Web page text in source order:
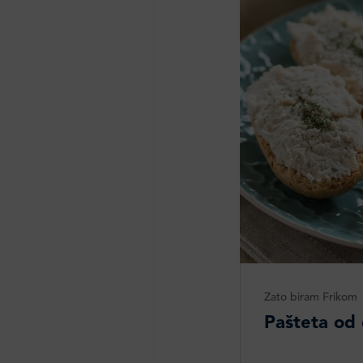
Zato biram Frikom
Pašteta od